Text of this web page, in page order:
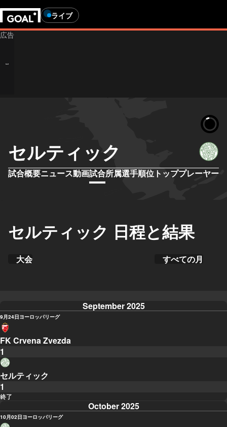
ライブ
セルティック
試合概要ニュース動画試合所属選手順位 トッププレーヤー
セルティック 日程と結果
大会 すべての月
September 2025
9月24日ヨーロッパリーグ
FK Crvena Zvezda
1
セルティック
1
終了
October 2025
10月02日ヨーロッパリーグ